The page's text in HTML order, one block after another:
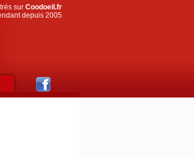
sur Coodoeil.fr
depuis 2005